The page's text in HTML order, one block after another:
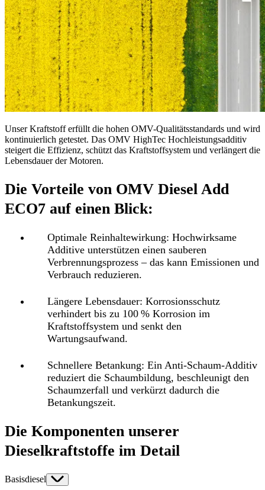
Unser Kraftstoff erfüllt die hohen OMV-Qualitätsstandards und wird
kontinuierlich getestet. Das OMV HighTec Hochleistungsadditiv
steigert die Effizienz, schützt das Kraftstoffsystem und verlängert die
Lebensdauer der Motoren.
Die Vorteile von OMV Diesel Add
ECO7 auf einen Blick:
Optimale Reinhaltewirkung: Hochwirksame
Additive unterstützen einen sauberen
Verbrennungsprozess – das kann Emissionen und
Verbrauch reduzieren.
Längere Lebensdauer: Korrosionsschutz
verhindert bis zu 100 % Korrosion im
Kraftstoffsystem und senkt den
Wartungsaufwand.
Schnellere Betankung: Ein Anti-Schaum-Additiv
reduziert die Schaumbildung, beschleunigt den
Schaumzerfall und verkürzt dadurch die
Betankungszeit.
Die Komponenten unserer
Dieselkraftstoffe im Detail
Basisdiesel